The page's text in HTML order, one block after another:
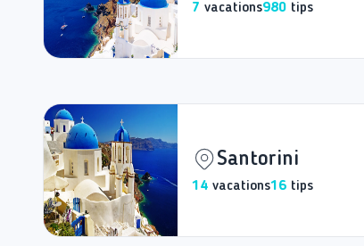
7 vacations980 tips
Santorini
14 vacations16 tips